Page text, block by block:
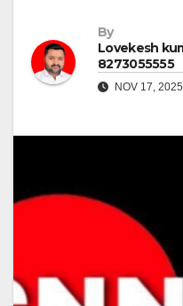
By
Lovekesh
8273055555
NOV 17, 2025